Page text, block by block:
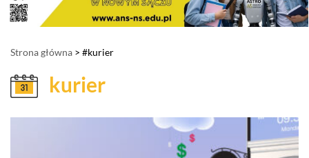
Strona główna > #kurier
kurier